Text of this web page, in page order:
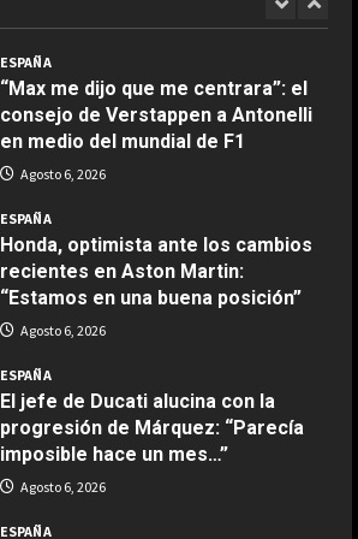
ESPAÑA
“Max me dijo que me centrara”: el
consejo de Verstappen a Antonelli
en medio del mundial de F1
Agosto 6, 2026
ESPAÑA
Honda, optimista ante los cambios
recientes en Aston Martin:
“Estamos en una buena posición”
Agosto 6, 2026
ESPAÑA
El jefe de Ducati alucina con la
progresión de Márquez: “Parecía
imposible hace un mes…”
Agosto 6, 2026
ESPAÑA
Ensalada de espinacas deliciosa
Maggio 28, 2026
COCINA
Boquerones fritos en freidora de
aire
Aprile 24, 2026
Buñuelos de alcachofas
Aprile 5, 2026